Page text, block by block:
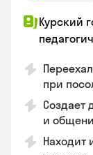
Курский
при
Создает
и
Находит